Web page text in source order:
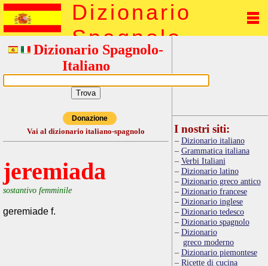
Dizionario
Spagnolo
Dizionario Spagnolo-
Italiano
Donazione
Vai al dizionario italiano-spagnolo
jeremiada
sostantivo femminile
geremiade f.
I nostri siti:
Dizionario italiano
Grammatica italiana
Verbi Italiani
Dizionario latino
Dizionario greco antico
Dizionario francese
Dizionario inglese
Dizionario tedesco
Dizionario spagnolo
Dizionario
greco moderno
Dizionario piemontese
Ricette di cucina